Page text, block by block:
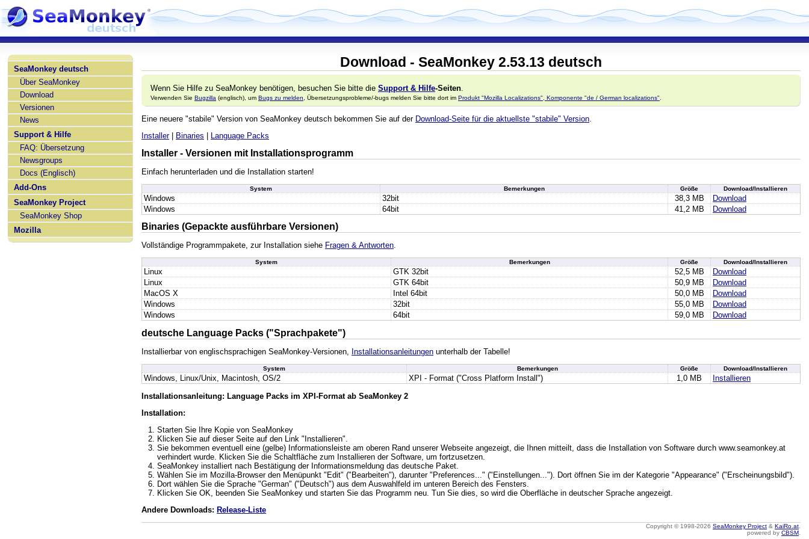
SeaMonkey deutsch
Über SeaMonkey
Download
Versionen
News
Support & Hilfe
FAQ: Übersetzung
Newsgroups
Docs (Englisch)
Add-Ons
SeaMonkey Project
SeaMonkey Shop
Mozilla
Download - SeaMonkey 2.53.13 deutsch
Wenn Sie Hilfe zu SeaMonkey benötigen, besuchen Sie bitte die Support & Hilfe-Seiten
Verwenden Sie Bugzilla (englisch), um Bugs zu melden , Übersetzungsprobleme/-bugs melden Sie bitte dort im Produkt "Mozilla Localizations", Komponente "de / German localizations"
Eine neuere "stabile" Version von SeaMonkey deutsch bekommen Sie auf der Download-Seite für die aktuellste "stabile" Version
Installer| Binaries | Language Packs
Installer - Versionen mit Installationsprogramm
Einfach herunterladen und die Installation starten!
System Bemerkungen Größe Download/Installieren
Windows 32bit 38,3 MB
Download
Windows
64bit 41,2 MB Download
Binaries (Gepackte ausführbare Versionen)
Vollständige Programmpakete, zur Installation siehe Fragen & Antworten.
System Bemerkungen Größe Download/Installieren
Linux GTK 32bit 52,5 MB
Download
Linux
GTK 64bit 50,9 MB
Download
MacOS X
Intel 64bit 50,0 MB
Download
Windows
32bit 55,0 MB
Download
Windows
64bit 59,0 MB Download
deutsche Language Packs ("Sprachpakete")
Installierbar von englischsprachigen SeaMonkey-Versionen, Installationsanleitungen unterhalb der Tabelle!
System Bemerkungen Größe Download/Installieren
Windows, Linux/Unix, Macintosh, OS/2 XPI - Format ("Cross Platform Install") 1,0 MB
Installieren
Installationsanleitung: Language Packs im XPI-Format ab SeaMonkey 2
Installation:
Starten Sie Ihre Kopie von SeaMonkey
Klicken Sie auf dieser Seite auf den Link "Installieren".
Sie bekommen eventuell eine (gelbe) Informationsleiste am oberen Rand unserer Webseite angezeigt, die Ihnen mitteilt, dass die Installation von Software durch www.seamonkey.at
verhindert wurde. Klicken Sie die Schaltfläche zum Installieren der Software, um fortzusetzen.
SeaMonkey installiert nach Bestätigung der Informationsmeldung das deutsche Paket.
Wählen Sie im Mozilla-Browser den Menüpunkt "Edit" ("Bearbeiten"), darunter "Preferences..." ("Einstellungen..."). Dort öffnen Sie im der Kategorie "Appearance" ("Erscheinungsbild").
Dort wählen Sie die Sprache "German" ("Deutsch") aus dem Auswahlfeld im unteren Bereich des Fensters.
Klicken Sie OK, beenden Sie SeaMonkey und starten Sie das Programm neu. Tun Sie dies, so wird die Oberfläche in deutscher Sprache angezeigt.
Andere Downloads: Release-Liste
Copyright © 1998-2026 SeaMonkey Project & KaiRo.at
powered by CBSM